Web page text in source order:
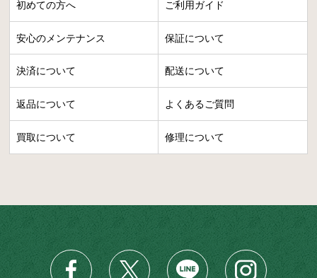
初めての方へ ご利用ガイド
安心のメンテナンス 保証について
決済について 配送について
返品について よくあるご質問
買取について 修理について